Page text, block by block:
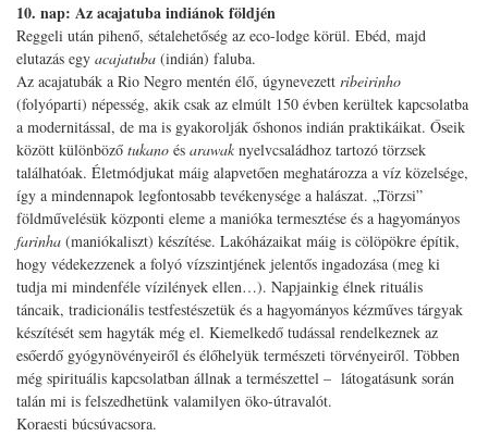
10. nap: Az acajatuba indiánok földjén
Reggeli után pihenő, sétalehetőség az eco-lodge körül. Ebéd, majd
elutazás egy acajatuba (indián) faluba.
Az acajatubák a Rio Negro mentén élő, úgynevezett ribeirinho
(folyóparti) népesség, akik csak az elmúlt 150 évben kerültek kapcsolatba
a modernitással, de ma is gyakorolják őshonos indián praktikáikat. Őseik
között különböző tukano és arawak nyelvcsaládhoz tartozó törzsek
találhatóak. Életmódjukat máig alapvetően meghatározza a víz közelsége,
így a mindennapok legfontosabb tevékenysége a halászat. „Törzsi”
földművelésük központi eleme a manióka termesztése és a hagyományos
farinha (maniókaliszt) készítése. Lakóházaikat máig is cölöpökre építik,
hogy védekezzenek a folyó vízszintjének jelentős ingadozása (meg ki
tudja mi mindenféle vízilények ellen…). Napjainkig élnek rituális
táncaik, tradicionális testfestészetük és a hagyományos kézműves tárgyak
készítését sem hagyták még el. Kiemelkedő tudással rendelkeznek az
esőerdő gyógynövényeiről és élőhelyük természeti törvényeiről. Többen
még spirituális kapcsolatban állnak a természettel – látogatásunk során
talán mi is felszedhetünk valamilyen öko-útravalót.
Koraesti búcsúvacsora.